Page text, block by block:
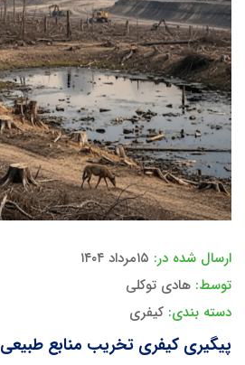
ارسال شده در: ۱۵مرداد ۱۴۰۴
توسط: هادی توکلی
دسته بندی: کیفری
پیگیری کیفری تخریب منابع طبیعی